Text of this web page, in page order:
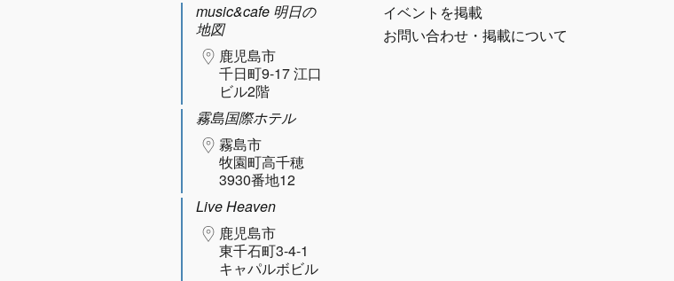
music&cafe 明日の
地図
鹿児島市
千日町9-17 江口
ビル2階
霧島国際ホテル
霧島市
牧園町高千穂
3930番地12
Live Heaven
鹿児島市
東千石町3-4-1
キャパルボビル
イベントを掲載
お問い合わせ・掲載について